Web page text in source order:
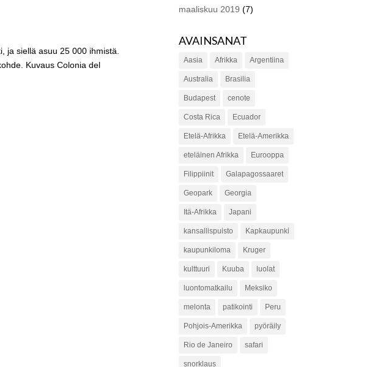
ja siellä asuu 25 000 ihmistä.
Kuvaus Colonia del
maaliskuu 2019 (7)
AVAINSANAT
Aasia Afrikka Argentiina
Australia Brasilia
Budapest cenote
Costa Rica Ecuador
Etelä-Afrikka Etelä-Amerikka
eteläinen Afrikka Eurooppa
Filippiinit Galapagossaaret
Geopark Georgia
Itä-Afrikka Japani
kansallispuisto Kapkaupunki
kaupunkiloma Kruger
kulttuuri Kuuba luolat
luontomatkailu Meksiko
melonta patikointi Peru
Pohjois-Amerikka pyöräily
Rio de Janeiro safari
snorklaus